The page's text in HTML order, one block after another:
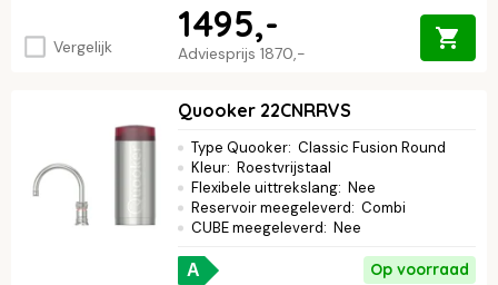
Vergelijk Adviesprijs 1870,-
1495,-
Quooker 22CNRRVS
Type Quooker: Classic Fusion Round
Kleur: Roestvrijstaal
Flexibele uittrekslang: Nee
Reservoir meegeleverd: Combi
CUBE meegeleverd: Nee
A Op voorraad